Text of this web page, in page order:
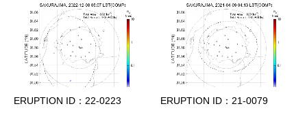
ERUPTION ID：22-0223 ERUPTION ID：21-0079